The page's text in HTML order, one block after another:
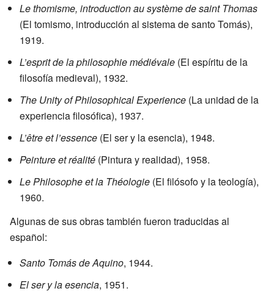
Le thomisme, introduction au système de saint Thomas
(El tomismo, introducción al sistema de santo Tomás),
1919.
L’esprit de la philosophie médiévale (El espíritu de la
filosofía medieval), 1932.
The Unity of Philosophical Experience (La unidad de la
experiencia filosófica), 1937.
L’être et l’essence (El ser y la esencia), 1948.
Peinture et réalité (Pintura y realidad), 1958.
Le Philosophe et la Théologie (El filósofo y la teología),
1960.
Algunas de sus obras también fueron traducidas al
español:
Santo Tomás de Aquino, 1944.
El ser y la esencia, 1951.